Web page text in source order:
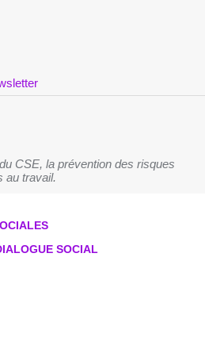
CSE, la prévention des risques
au travail.
SOCIAL